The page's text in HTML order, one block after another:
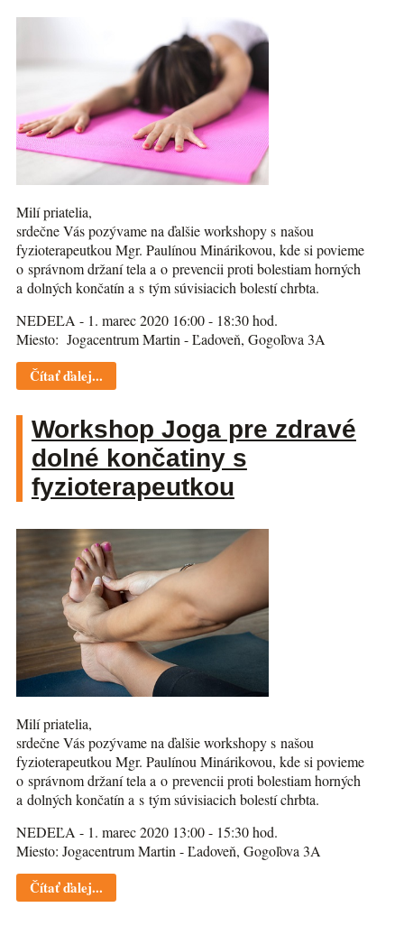
Milí priatelia,
srdečne Vás pozývame na ďalšie workshopy s našou
fyzioterapeutkou Mgr. Paulínou Minárikovou, kde si povieme
o správnom držaní tela a o prevencii proti bolestiam horných
a dolných končatín a s tým súvisiacich bolestí chrbta.
NEDEĽA - 1. marec 2020 16:00 - 18:30 hod.
Miesto: Jogacentrum Martin - Ľadoveň, Gogoľova 3A
Čítať ďalej...
Workshop Joga pre zdravé
dolné končatiny s
fyzioterapeutkou
Milí priatelia,
srdečne Vás pozývame na ďalšie workshopy s našou
fyzioterapeutkou Mgr. Paulínou Minárikovou, kde si povieme
o správnom držaní tela a o prevencii proti bolestiam horných
a dolných končatín a s tým súvisiacich bolestí chrbta.
NEDEĽA - 1. marec 2020 13:00 - 15:30 hod.
Miesto: Jogacentrum Martin - Ľadoveň, Gogoľova 3A
Čítať ďalej...